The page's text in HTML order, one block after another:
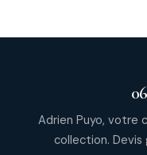
Adrien Puyo, votre
collection.